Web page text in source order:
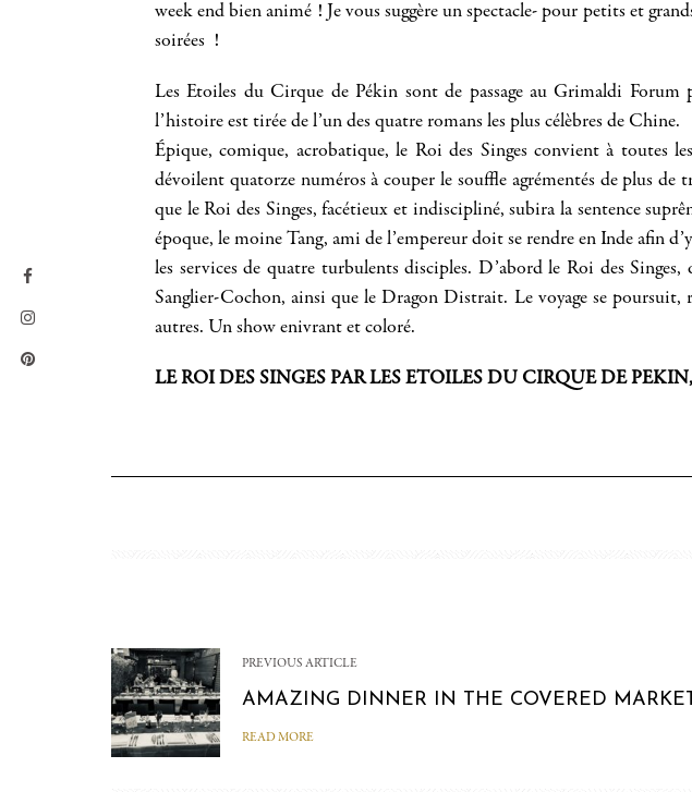
week end bien animé ! Je vous suggère un spectacle- pour petits et
soirées !
Les Etoiles du Cirque de Pékin sont de passage au Grimaldi
l’histoire est tirée de l’un des quatre romans les plus célèbres de Chine.
Épique, comique, acrobatique, le Roi des Singes convient à toutes
dévoilent quatorze numéros à couper le souffle agrémentés de plus
que le Roi des Singes, facétieux et indiscipliné, subira la sentence
époque, le moine Tang, ami de l’empereur doit se rendre en Inde afin
les services de quatre turbulents disciples. D’abord le Roi des
Sanglier-Cochon, ainsi que le Dragon Distrait. Le voyage se poursuit,
autres. Un show enivrant et coloré.
LE ROI DES SINGES PAR LES ETOILES DU CIRQUE DE
PREVIOUS ARTICLE
AMAZING DINNER IN THE COVERED
READ MORE